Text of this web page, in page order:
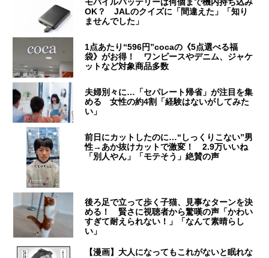
OK？ JALのクイズに「間違えた」「知り
ませんでした」
1点あたり“596円”cocaの《5点選べる福
袋》がお得！ ワンピースやデニム、ジャケ
ットなど対象商品多数
夫婦別々に…「セパレート帰省」が注目を集
める 女性の約4割「経験はないがしてみた
い」
前日にカットしたのに…“しっくりこない”男
性→あか抜けカットで激変！ 2.9万いいね
「別人やん」「モテそう」絶賛の声
後ろ足で立って歩く子猫、見事なターンを決
める！ 賢さに視聴者から驚嘆の声「かわい
すぎて耐えられない！」「なんて素晴らし
い」
【漫画】大人になってもこれがないと眠れな